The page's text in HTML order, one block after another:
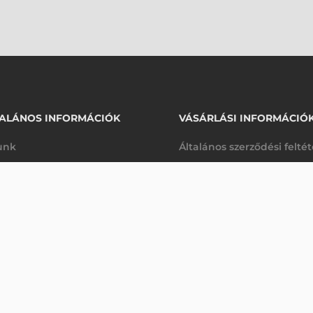
INFORMÁCIÓK VÁSÁRLÁSI
Általános szerződési